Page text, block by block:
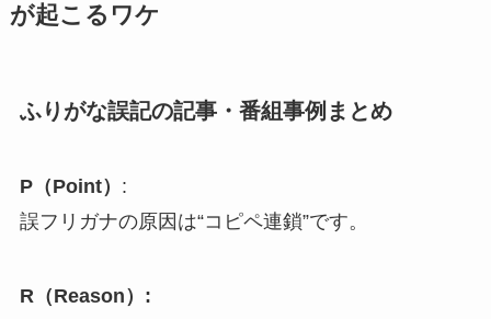
が起こるワケ
ふりがな誤記の記事・番組事例まとめ
P（Point） :
誤フリガナの原因は“コピペ連鎖”です。
R（Reason）: